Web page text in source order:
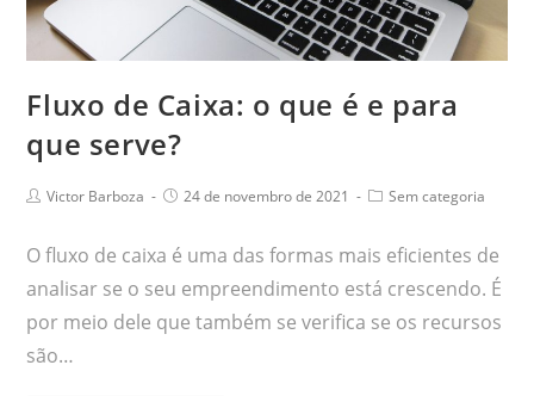
Fluxo de Caixa: o que é e para
que serve?
Victor Barboza 24 de novembro de 2021 Sem categoria
O fluxo de caixa é uma das formas mais eficientes de
analisar se o seu empreendimento está crescendo. É
por meio dele que também se verifica se os recursos
são…